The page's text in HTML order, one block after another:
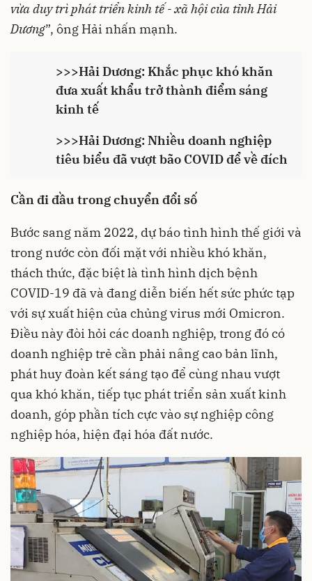
vừa duy trì phát triển kinh tế - xã hội của tỉnh Hải
Dương”, ông Hải nhấn mạnh.
>>>Hải Dương: Khắc phục khó khăn
đưa xuất khẩu trở thành điểm sáng
kinh tế
>>>Hải Dương: Nhiều doanh nghiệp
tiêu biểu đã vượt bão COVID để về đích
Cần đi đầu trong chuyển đổi số
Bước sang năm 2022, dự báo tình hình thế giới và
trong nước còn đối mặt với nhiều khó khăn,
thách thức, đặc biệt là tình hình dịch bệnh
COVID-19 đã và đang diễn biến hết sức phức tạp
với sự xuất hiện của chủng virus mới Omicron.
Điều này đòi hỏi các doanh nghiệp, trong đó có
doanh nghiệp trẻ cần phải nâng cao bản lĩnh,
phát huy đoàn kết sáng tạo để cùng nhau vượt
qua khó khăn, tiếp tục phát triển sản xuất kinh
doanh, góp phần tích cực vào sự nghiệp công
nghiệp hóa, hiện đại hóa đất nước.